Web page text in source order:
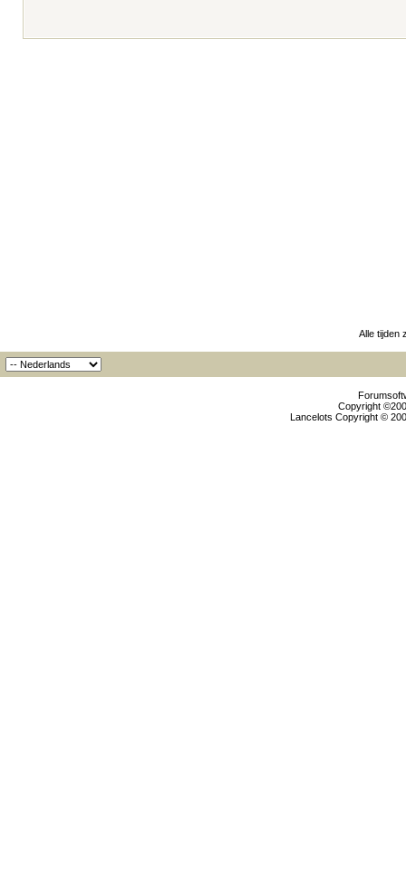
Alle tijden
Copyright
Lancelots Copyright ©